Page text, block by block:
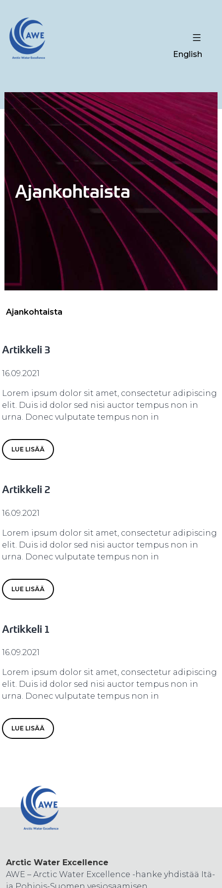
English
Ajankohtaista
Ajankohtaista
Artikkeli 3
16.09.2021
Lorem ipsum dolor sit amet, consectetur adipiscing
elit. Duis id dolor sed nisi auctor tempus non in
urna. Donec vulputate tempus non in
LUE LISÄÄ
Artikkeli 2
16.09.2021
Lorem ipsum dolor sit amet, consectetur adipiscing
elit. Duis id dolor sed nisi auctor tempus non in
urna. Donec vulputate tempus non in
LUE LISÄÄ
Artikkeli 1
16.09.2021
Lorem ipsum dolor sit amet, consectetur adipiscing
elit. Duis id dolor sed nisi auctor tempus non in
urna. Donec vulputate tempus non in
LUE LISÄÄ
Arctic Water Excellence
AWE – Arctic Water Excellence -hanke yhdistää Itä-